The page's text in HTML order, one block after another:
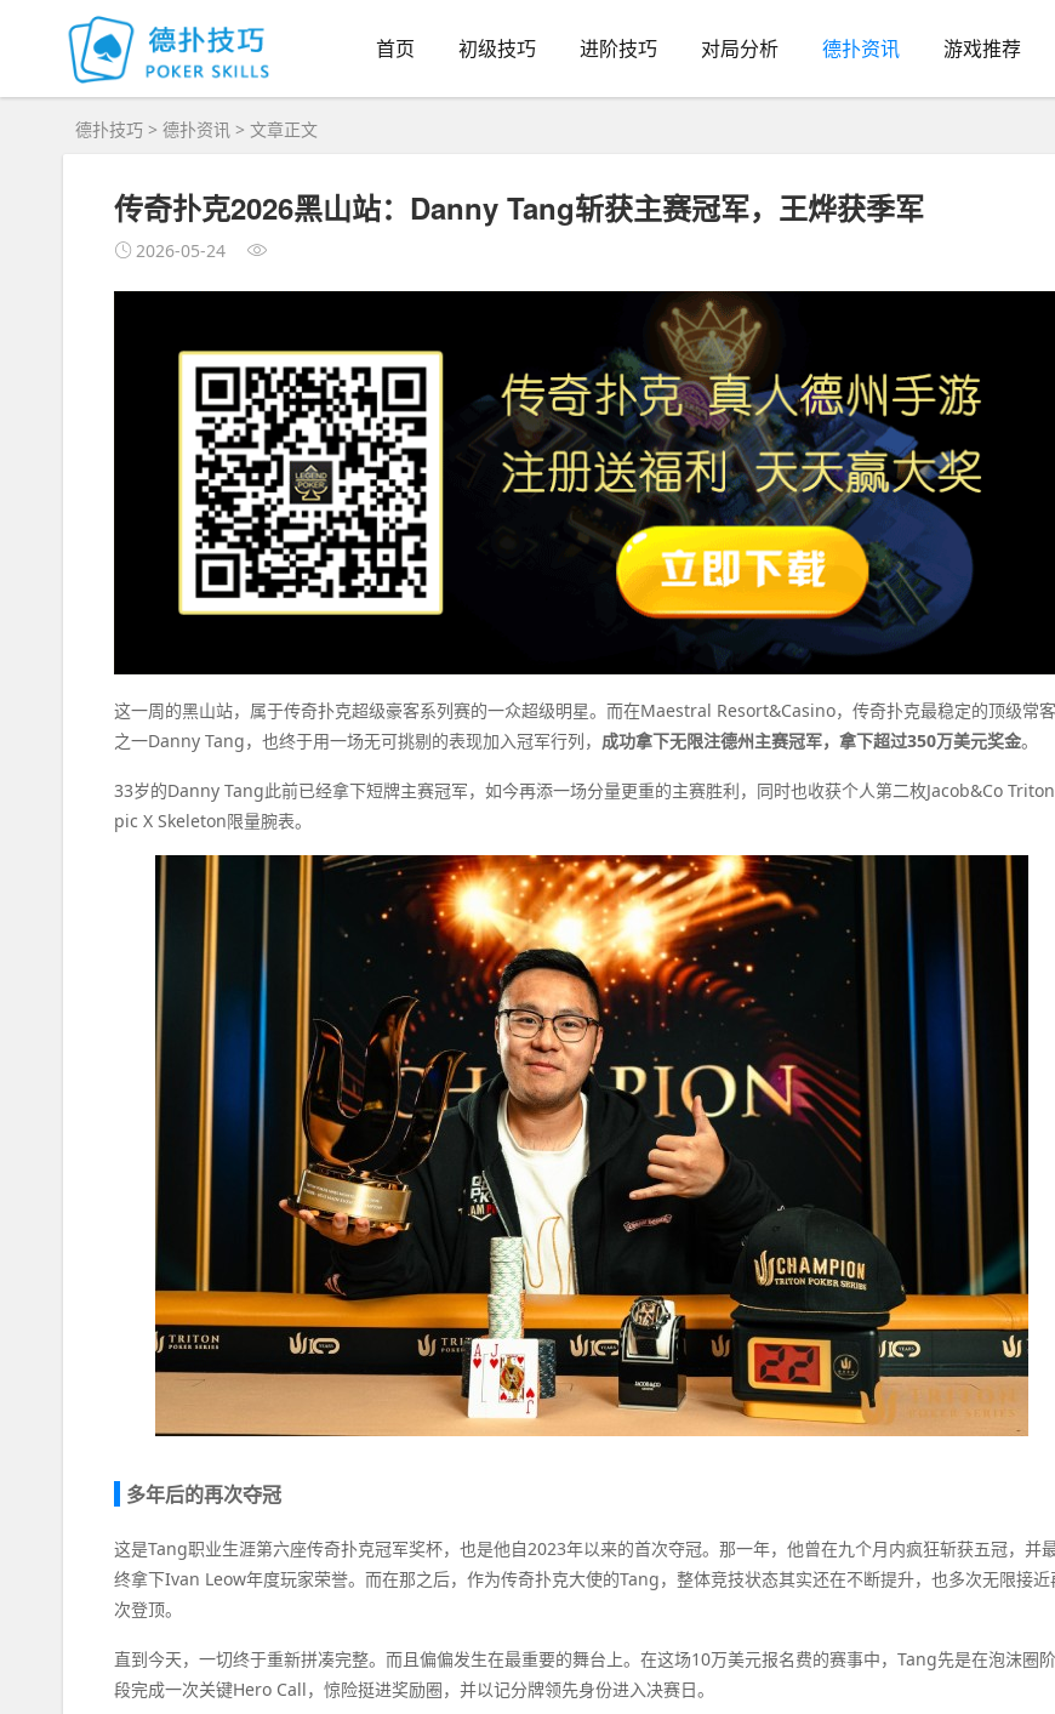
首页 初级技巧 进阶技巧 对局分析 德扑资讯 游戏推荐
德扑技巧 > 德扑资讯 > 文章正文
传奇扑克2026黑山站：Danny Tang斩获主赛冠军，王烨获季军
2026-05-24
这一周的黑山站，属于传奇扑克超级豪客系列赛的一众超级明星。而在Maestral Resort&Casino，传奇扑克最稳定的顶级常客
之一Danny Tang，也终于用一场无可挑剔的表现加入冠军行列， 成功拿下无限注德州主赛冠军，拿下超过350万美元奖金。
33岁的Danny Tang此前已经拿下短牌主赛冠军，如今再添一场分量更重的主赛胜利，同时也收获个人第二枚Jacob&Co
pic X Skeleton限量腕表。
多年后的再次夺冠
这是Tang职业生涯第六座传奇扑克冠军奖杯，也是他自2023年以来的首次夺冠。那一年，他曾在九个月内疯狂斩获五冠，并
终拿下Ivan Leow年度玩家荣誉。而在那之后，作为传奇扑克大使的Tang，整体竞技状态其实还在不断提升，也多次无限接近
次登顶。
直到今天，一切终于重新拼凑完整。而且偏偏发生在最重要的舞台上。在这场10万美元报名费的赛事中，Tang先是在泡沫圈阶
段完成一次关键Hero Call，惊险挺进奖励圈，并以记分牌领先身份进入决赛日。